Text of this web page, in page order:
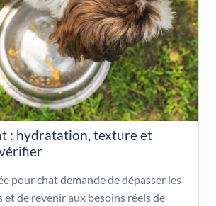
: hydratation, texture et
pour chat demande de dépasser les
et de revenir aux besoins réels de